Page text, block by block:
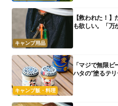
キャンプ用品
【救われた！】
も欲しい。「万
キャンプ飯・料理
「マジで無限ビ
ハタの“塗るテ
た。クラッカー